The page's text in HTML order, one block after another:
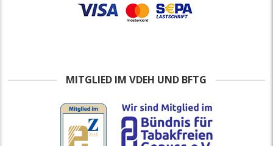
MITGLIED IM VDEH UND BFTG